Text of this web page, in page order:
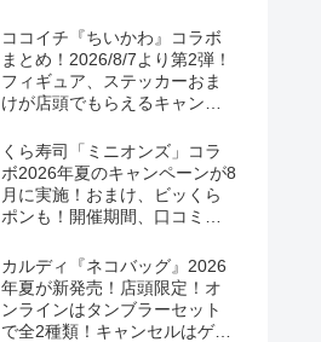
LostWordのプラモ風アクキ
ー、カラビナ、クリアファイ
ルが2026/8/7より新発売！
ココイチ『ちいかわ』コラボ
まとめ！2026/8/7より第2弾！
フィギュア、ステッカーおま
けが店頭でもらえるキャンペ
る！
くら寿司「ミニオンズ」コラ
ボ2026年夏のキャンペーンが8
月に実施！おまけ、ビッくら
ポンも！開催期間、口コミ、
カルディ『ネコバッグ』2026
年夏が新発売！店頭限定！オ
ンラインはタンブラーセット
で全2種類！キャンセルはゲリ